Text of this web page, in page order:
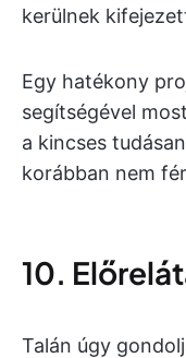
kerülnek
Egy hatékony
segítségével
a kincses
korábban nem
10.
Talán úgy